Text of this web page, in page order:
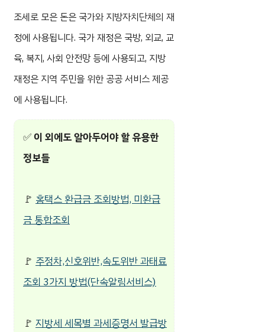
조세로 모은 돈은 국가와 지방자치단체의 재
정에 사용됩니다. 국가 재정은 국방, 외교, 교
육, 복지, 사회 안전망 등에 사용되고, 지방
재정은 지역 주민을 위한 공공 서비스 제공
에 사용됩니다.
✅이 외에도 알아두어야 할 유용한
정보들
🚩 홈택스 환급금 조회방법, 미환급
금 통합조회
🚩 주정차,신호위반,속도위반 과태료
조회 3가지 방법(단속알림서비스)
🚩 지방세 세목별 과세증명서 발급방